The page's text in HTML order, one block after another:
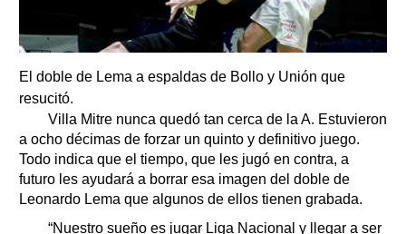
El doble de Lema a espaldas de Bollo y Unión que
resucitó.
Villa Mitre nunca quedó tan cerca de la A. Estuvieron
a ocho décimas de forzar un quinto y definitivo juego.
Todo indica que el tiempo, que les jugó en contra, a
futuro les ayudará a borrar esa imagen del doble de
Leonardo Lema que algunos de ellos tienen grabada.
“Nuestro sueño es jugar Liga Nacional y llegar a ser